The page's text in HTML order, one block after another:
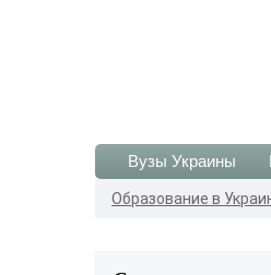
Вузы Украины
Образование в